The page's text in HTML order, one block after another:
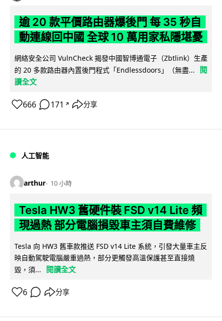
逾 20 款平價路由器爆後門 每 35 秒自
動連線回中國 全球 10 萬用家私隱堪憂
網絡安全公司 VulnCheck 揭發中國智博通電子（Zbtlink）生產
的 20 多款路由器內置後門程式「Endlessdoors」（無盡...
閱
讀全文
666 171 ↗ 分享
人工智能
arthur 10 小時
Tesla HW3 舊硬件裝 FSD v14 Lite 頻
現過熱 部分電腦損毀車主須自費維修
Tesla 向 HW3 舊車款推送 FSD v14 Lite 系統，引發大量車主反
映自動駕駛電腦嚴重過熱，部分更觸發高溫保護甚至直接燒
毀，須...
閱讀全文
6 分享